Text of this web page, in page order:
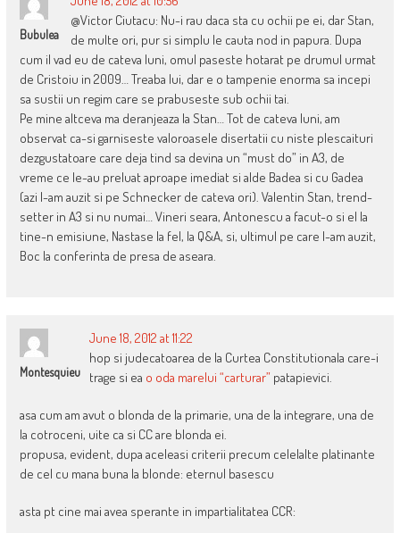
Bubulea
@Victor Ciutacu: Nu-i rau daca sta cu ochii pe ei, dar Stan,
de multe ori, pur si simplu le cauta nod in papura. Dupa
cum il vad eu de cateva luni, omul paseste hotarat pe drumul urmat
de Cristoiu in 2009… Treaba lui, dar e o tampenie enorma sa incepi
sa sustii un regim care se prabuseste sub ochii tai.
Pe mine altceva ma deranjeaza la Stan… Tot de cateva luni, am
observat ca-si garniseste valoroasele disertatii cu niste plescaituri
dezgustatoare care deja tind sa devina un “must do” in A3, de
vreme ce le-au preluat aproape imediat si alde Badea si cu Gadea
(azi l-am auzit si pe Schnecker de cateva ori). Valentin Stan, trend-
setter in A3 si nu numai… Vineri seara, Antonescu a facut-o si el la
tine-n emisiune, Nastase la fel, la Q&A, si, ultimul pe care l-am auzit,
Boc la conferinta de presa de aseara.
Montesquieu
June 18, 2012 at 11:22
hop si judecatoarea de la Curtea Constitutionala care-i
trage si ea o oda marelui “carturar” patapievici.
asa cum am avut o blonda de la primarie, una de la integrare, una de
la cotroceni, uite ca si CC are blonda ei.
propusa, evident, dupa aceleasi criterii precum celelalte platinante
de cel cu mana buna la blonde: eternul basescu
asta pt cine mai avea sperante in impartialitatea CCR: